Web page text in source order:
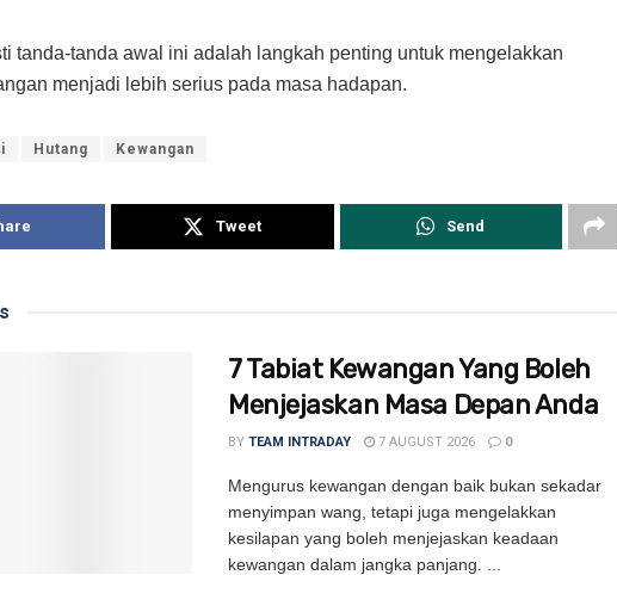
tanda-tanda awal ini adalah langkah penting untuk mengelakkan
menjadi lebih serius pada masa hadapan.
Hutang Kewangan
Tweet Send
7 Tabiat Kewangan Yang Boleh
Menjejaskan Masa Depan Anda
BY TEAM INTRADAY 7 AUGUST 2026 0
Mengurus kewangan dengan baik bukan sekadar
menyimpan wang, tetapi juga mengelakkan
kesilapan yang boleh menjejaskan keadaan
kewangan dalam jangka panjang. ...